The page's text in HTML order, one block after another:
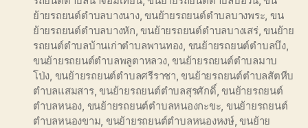
ย้ายรถยนต์ตำบลบางนาง,ขนย้ายรถยนต์ตำบลบางพระ ขน
ย้ายรถยนต์ตำบลบางหัก ,ขนย้ายรถยนต์ตำบลบางเสร่,ขนย้าย
รถยนต์ตำบลบ้านเก่าตำบลพานทอง ขนย้ายรถยนต์ตำบลบึง,
ขนย้ายรถยนต์ตำบลพลูตาหลวง,ขนย้ายรถยนต์ตำบลมาบ
โป่ง ขนย้ายรถยนต์ตำบลศรีราชา ,ขนย้ายรถยนต์ตำบลสัตหีบ
ตำบลแสมสาร,ขนย้ายรถยนต์ตำบลสุรศักดิ์ ,ขนย้ายรถยนต์
ตำบลหนอง ขนย้ายรถยนต์ตำบลหนองกะขะ ขนย้ายรถยนต์
ตำบลหนองขาม ขนย้ายรถยนต์ตำบลหนองหงษ์,ขนย้าย